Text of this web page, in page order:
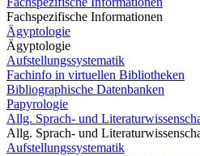
Fachspezifische Informationen
Ägyptologie
Ägyptologie
Aufstellungssystematik
Fachinfo in virtuellen Bibliotheken
Bibliographische Datenbanken
Papyrologie
Allg. Sprach- und
Allg. Sprach- und
Aufstellungssystematik